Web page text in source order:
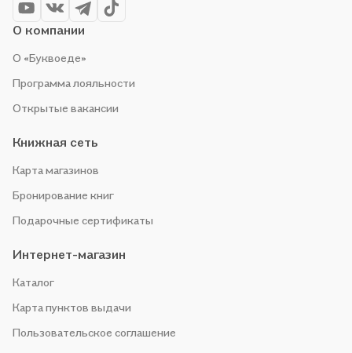
О компании
О «Буквоеде»
Программа лояльности
Открытые вакансии
Книжная сеть
Карта магазинов
Бронирование книг
Подарочные сертификаты
Интернет-магазин
Каталог
Карта пунктов выдачи
Пользовательское соглашение